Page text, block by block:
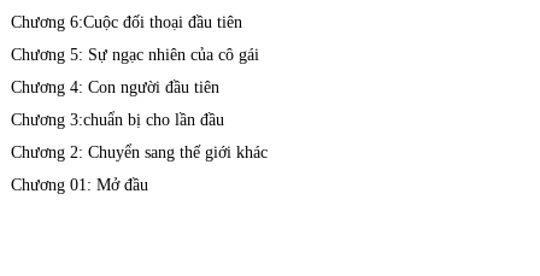
Chương 6:Cuộc đối thoại đầu tiên
Chương 5: Sự ngạc nhiên của cô gái
Chương 4: Con người đầu tiên
Chương 3:chuẩn bị cho lần đầu
Chương 2: Chuyển sang thế giới khác
Chương 01: Mở đầu